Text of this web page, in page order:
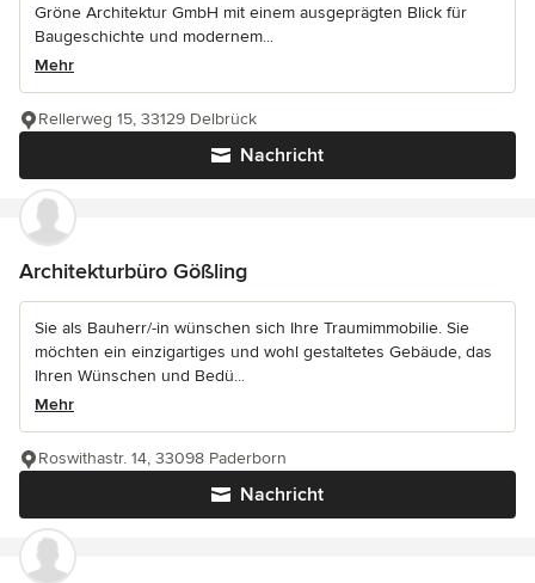
Gröne Architektur GmbH mit einem ausgeprägten Blick für
Baugeschichte und modernem...
Mehr
Nachricht
Rellerweg 15, 33129 Delbrück
Architekturbüro Gößling
Sie als Bauherr/-in wünschen sich Ihre Traumimmobilie. Sie
möchten ein einzigartiges und wohl gestaltetes Gebäude, das
Ihren Wünschen und Bedü...
Mehr
Nachricht
Roswithastr. 14, 33098 Paderborn